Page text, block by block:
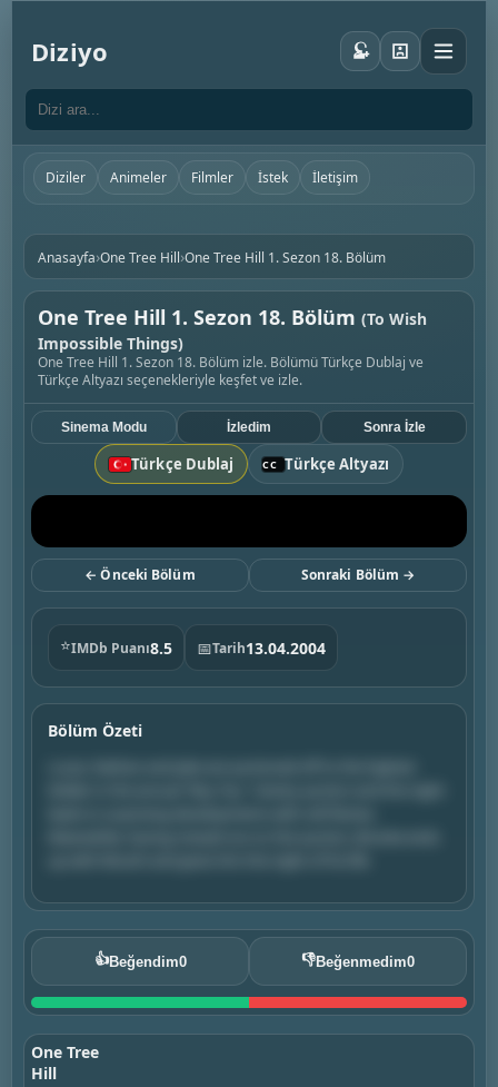
Diziyo
Diziler Animeler Filmler İstek İletişim
Anasayfa›One Tree Hill›One Tree Hill 1. Sezon 18. Bölüm
One Tree Hill 1. Sezon 18. Bölüm (To Wish
Impossible Things)
One Tree Hill 1. Sezon 18. Bölüm izle. Bölümü Türkçe Dublaj ve
Türkçe Altyazı seçenekleriyle keşfet ve izle.
Türkçe Dublaj Türkçe Altyazı
Sinema Modu İzledim Sonra İzle
← Önceki Bölüm Sonraki Bölüm →
⭐IMDb Puanı8.5 📅Tarih13.04.2004
Bölüm Özeti
👍Beğendim0 👎Beğenmedim0
One Tree
Hill